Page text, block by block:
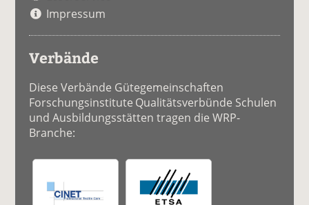
Impressum
Verbände
Diese Verbände Gütegemeinschaften
Forschungsinstitute Qualitätsverbünde Schulen
und Ausbildungsstätten tragen die WRP-
Branche: